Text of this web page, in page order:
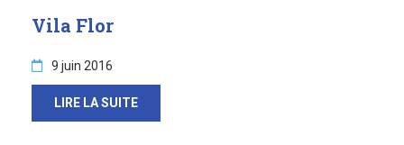
Vila Flor
9 juin 2016
LIRE LA SUITE